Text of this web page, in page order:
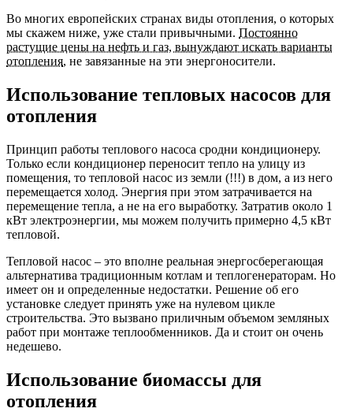
Во многих европейских странах виды отопления, о которых
мы скажем ниже, уже стали привычными. Постоянно
растущие цены на нефть и газ, вынуждают искать варианты
отопления, не завязанные на эти энергоносители.
Использование тепловых насосов для
отопления
Принцип работы теплового насоса сродни кондиционеру.
Только если кондиционер переносит тепло на улицу из
помещения, то тепловой насос из земли (!!!) в дом, а из него
перемещается холод. Энергия при этом затрачивается на
перемещение тепла, а не на его выработку. Затратив около 1
кВт электроэнергии, мы можем получить примерно 4,5 кВт
тепловой.
Тепловой насос – это вполне реальная энергосберегающая
альтернатива традиционным котлам и теплогенераторам. Но
имеет он и определенные недостатки. Решение об его
установке следует принять уже на нулевом цикле
строительства. Это вызвано приличным объемом земляных
работ при монтаже теплообменников. Да и стоит он очень
недешево.
Использование биомассы для
отопления